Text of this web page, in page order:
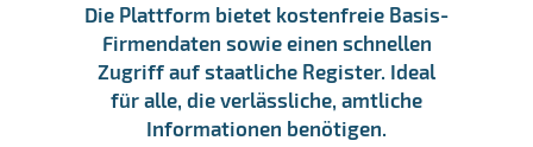
Die Plattform bietet kostenfreie Basis-
Firmendaten sowie einen schnellen
Zugriff auf staatliche Register. Ideal
für alle, die verlässliche, amtliche
Informationen benötigen.